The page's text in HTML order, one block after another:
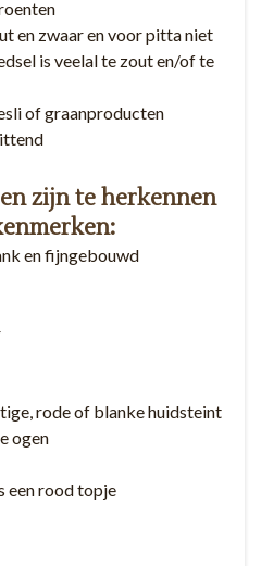
en zwaar en voor pitta niet
is veelal te zout en/of te
of graanproducten
zijn te herkennen
en fijngebouwd
rode of blanke huidsteint
ogen
een rood topje